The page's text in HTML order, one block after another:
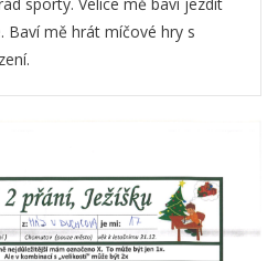
Baví mě hrát míčové hry s